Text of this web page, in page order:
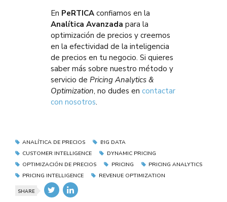
En PeRTICA confiamos en la
Analítica Avanzada para la
optimización de precios y creemos
en la efectividad de la inteligencia
de precios en tu negocio. Si quieres
saber más sobre nuestro método y
servicio de Pricing Analytics &
Optimization, no dudes en contactar
con nosotros.
ANALÍTICA DE PRECIOS
BIG DATA
CUSTOMER INTELLIGENCE
DYNAMIC PRICING
OPTIMIZACIÓN DE PRECIOS
PRICING
PRICING ANALYTICS
PRICING INTELLIGENCE
REVENUE OPTIMIZATION
SHARE